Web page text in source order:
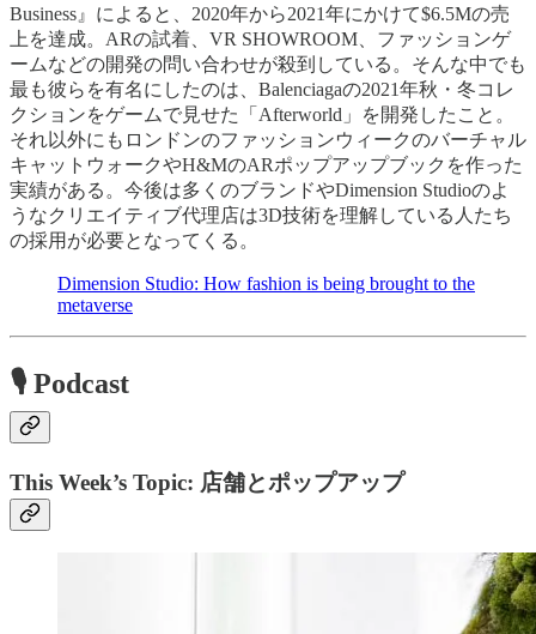
Business』によると、2020年から2021年にかけて$6.5Mの売
上を達成。ARの試着、VR SHOWROOM、ファッションゲ
ームなどの開発の問い合わせが殺到している。そんな中でも
最も彼らを有名にしたのは、Balenciagaの2021年秋・冬コレ
クションをゲームで見せた「Afterworld」を開発したこと。
それ以外にもロンドンのファッションウィークのバーチャル
キャットウォークやH&MのARポップアップブックを作った
実績がある。今後は多くのブランドやDimension Studioのよ
うなクリエイティブ代理店は3D技術を理解している人たち
の採用が必要となってくる。
Dimension Studio: How fashion is being brought to the
metaverse
🎙 Podcast
This Week’s Topic: 店舗とポップアップ